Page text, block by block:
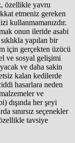
özellikle yavru
etmeniz gereken
kullanmamanızdır.
onun ileride asabi
yapılan bir
için gerçekten üzücü
ve sosyal gelişimi
ve daha sakin
kalan kedilerde
hasarlara neden
ve
dışında her şeyi
sınırsız seçenekler
tavsiye